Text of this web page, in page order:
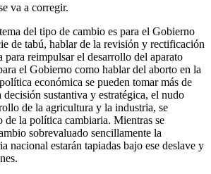
va a corregir.
del tipo de cambio es para el Gobierno
de tabú, hablar de la revisión y rectificación
para reimpulsar el desarrollo del aparato
el Gobierno como hablar del aborto en la
económica se pueden tomar más de
decisión sustantiva y estratégica, el nudo
de la agricultura y la industria, se
de la política cambiaria. Mientras se
sobrevaluado sencillamente la
nacional estarán tapiadas bajo ese deslave y